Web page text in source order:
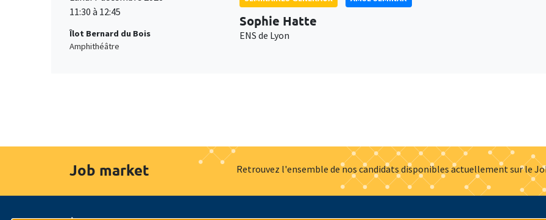
11:30 à 12:45
Îlot Bernard du Bois
Amphithéâtre
Sophie Hatte
ENS de Lyon
Job market Retrouvez l'ensemble de nos candidats disponibles actuellement sur le